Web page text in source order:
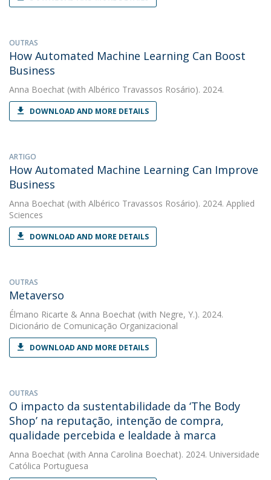
OUTRAS
How Automated Machine Learning Can Boost
Business
Anna Boechat (with Albérico Travassos Rosário). 2024.
DOWNLOAD AND MORE DETAILS
ARTIGO
How Automated Machine Learning Can Improve
Business
Anna Boechat (with Albérico Travassos Rosário). 2024. Applied
Sciences
DOWNLOAD AND MORE DETAILS
OUTRAS
Metaverso
Élmano Ricarte & Anna Boechat (with Negre, Y.). 2024.
Dicionário de Comunicação Organizacional
DOWNLOAD AND MORE DETAILS
OUTRAS
O impacto da sustentabilidade da ‘The Body
Shop’ na reputação, intenção de compra,
qualidade percebida e lealdade à marca
Anna Boechat (with Anna Carolina Boechat). 2024. Universidade
Católica Portuguesa